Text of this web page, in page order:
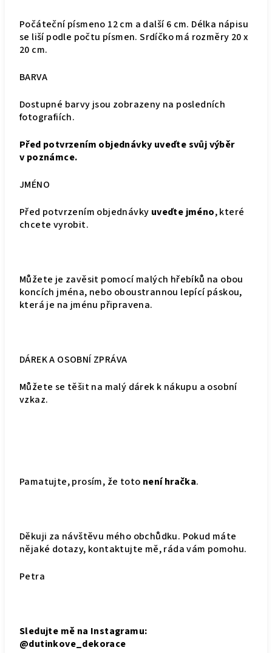
Počáteční písmeno 12 cm a další 6 cm. Délka nápisu
se liší podle počtu písmen. Srdíčko má rozměry 20 x
20 cm.
BARVA
Dostupné barvy jsou zobrazeny na posledních
fotografiích.
Před potvrzením objednávky uveďte svůj výběr
v poznámce.
JMÉNO
Před potvrzením objednávky uveďte jméno, které
chcete vyrobit.
Můžete je zavěsit pomocí malých hřebíků na obou
koncích jména, nebo oboustrannou lepící páskou,
která je na jménu připravena.
DÁREK A OSOBNÍ ZPRÁVA
Můžete se těšit na malý dárek k nákupu a osobní
vzkaz.
Pamatujte, prosím, že toto není hračka.
Děkuji za návštěvu mého obchůdku. Pokud máte
nějaké dotazy, kontaktujte mě, ráda vám pomohu.
Petra
Sledujte mě na Instagramu:
@dutinkove_dekorace